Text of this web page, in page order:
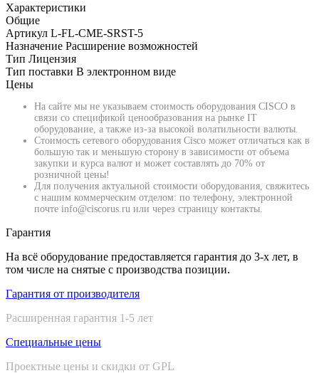
Характеристики
Общие
Артикул L-FL-CME-SRST-5
Назначение Расширение возможностей
Тип Лицензия
Тип поставки В электронном виде
Цены
На сайте мы не указываем стоимость оборудования CISCO в
связи со спецификой ценообразования на рынке IT
оборудование, а также из-за высокой волатильности валюты.
Стоимость сетевого оборудования Cisco может отличаться как в
большую так и меньшую сторону в зависимости от объема
закупки и курса валют и может составлять до 70% от
розничной цены!
Для получения актуальной стоимости оборудования, свяжитесь
с нашим коммерческим отделом: по телефону, электронной
почте info@ciscorus.ru или через страницу контакты.
Гарантия
На всё оборудование предоставляется гарантия до 3-х лет, в
том числе на снятые с производства позиции.
Гарантия от производителя
Расширенная гарантия 1-5 лет
Специальные цены
Проектные цены и скидки от GPL